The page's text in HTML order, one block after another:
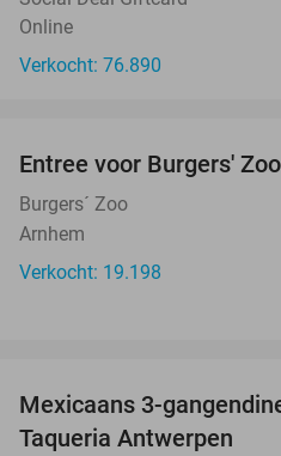
Online
Verkocht: 76.890
Entree voor Burgers' Zoo
Burgers´ Zoo
Arnhem
Verkocht: 19.198
Mexicaans 3-
Taqueria Antwerpen